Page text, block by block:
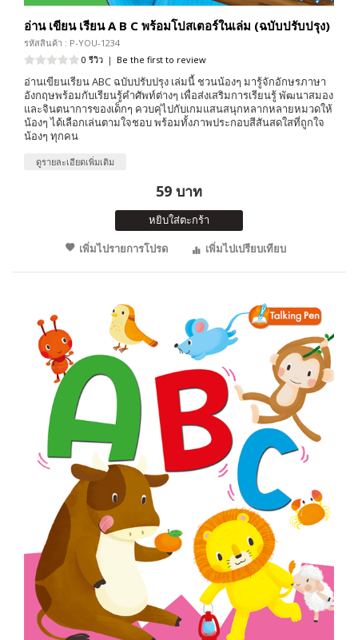
อ่าน เขียน เรียน A B C พร้อมโปสเตอร์ในเล่ม (ฉบับปรับปรุง)
รหัสสินค้า : P-YOU-1234
0 รีวิว | Be the first to review
อ่านเขียนเรียน ABC ฉบับปรับปรุง เล่มนี้ ชวนน้องๆ มารู้จักอักษรภาษา
อังกฤษพร้อมกับเรียนรู้คำศัพท์ต่างๆ เพื่อส่งเสริมการเรียนรู้ พัฒนาสมอง
และจินตนาการของเด็กๆ ควบคุ่ไปกับเกมแสนสนุกหลากหลายหมวดให้
น้องๆ ได้เลือกเล่นตามใจชอบ พร้อมทั้งภาพประกอบสีสันสดใสที่ถูกใจ
น้องๆ ทุกคน
ดูรายละเอียดเพิ่มเติม
59 บาท
หยิบใส่ตะกร้า
เพิ่มไปรายการโปรด
เพิ่มไปเปรียบเทียบ